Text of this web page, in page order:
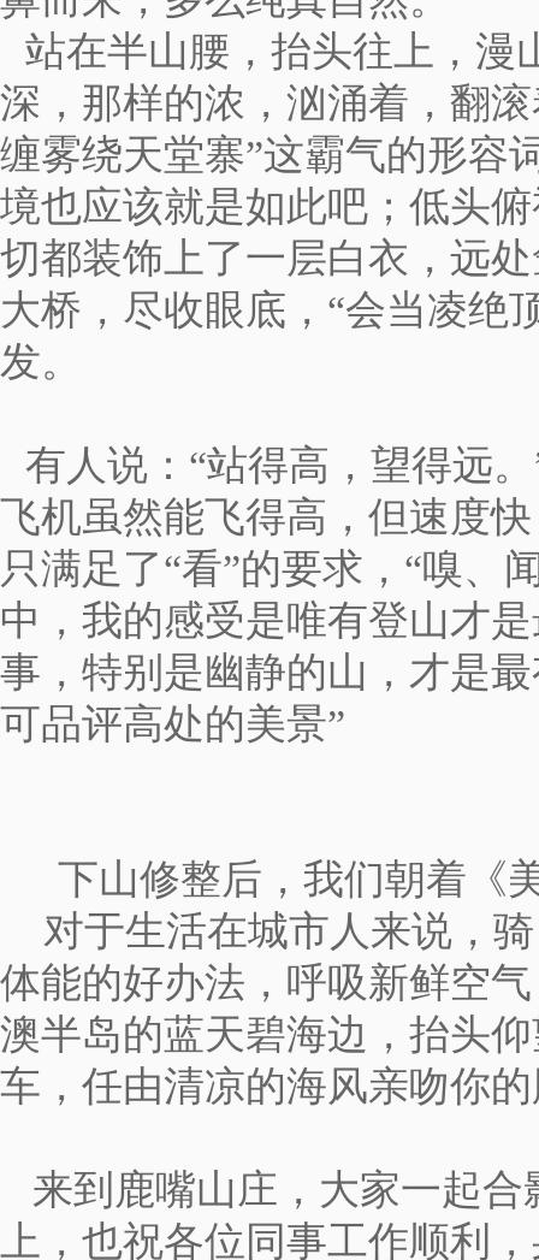
站在半山腰，抬头往上，漫
深，那样的浓，汹涌着，翻
缠雾绕天堂寨”这霸气的形容
境也应该就是如此吧； 低头
切都装饰上了一层白衣， 远
大桥，尽收眼底， “会当凌绝
发。
有人说： “站得高，望得远。
飞机虽然能飞得高，但速度
只满足了“看”的要求， “嗅、
中，我的感受是唯有登山才
事，特别是幽静的山，才是
可品评高处的美景”
下山修整后，我们朝着 《
对于生活在城市人来说，
体能的好办法，呼吸新鲜空
澳半岛的蓝天碧海边，抬头
车，任由清凉的海风亲吻你
来到鹿嘴山庄，大家一起合
上，也祝各位同事工作顺利